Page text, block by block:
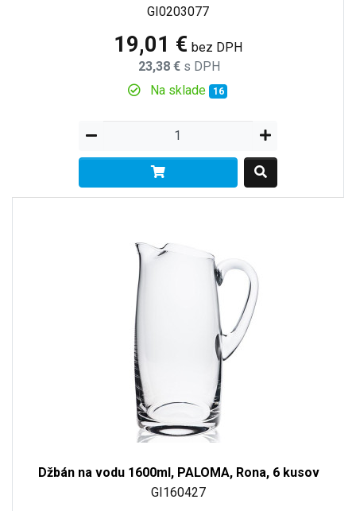
GI0203077
19,01 € bez DPH
23,38 € s DPH
Na sklade
16
Džbán na vodu 1600ml, PALOMA, Rona, 6 kusov
GI160427